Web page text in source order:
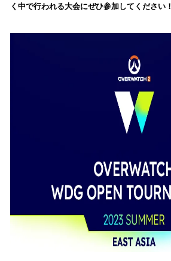
で
く中で行われる大会にぜひ参加してください！